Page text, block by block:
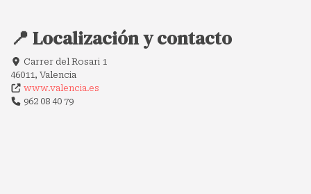
📍 Localización y contacto
Carrer del Rosari 1
46011, Valencia
www.valencia.es
962 08 40 79